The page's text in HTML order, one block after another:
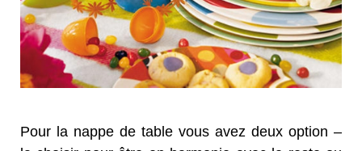
Pour la nappe de table vous avez deux option –